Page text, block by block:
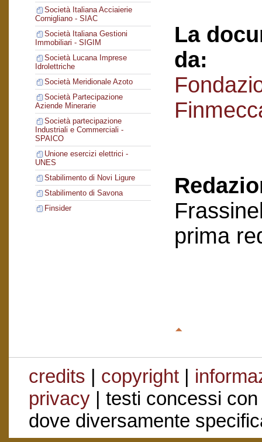
Società Italiana Acciaierie
Cornigliano - SIAC
Società Italiana Gestioni
Immobiliari - SIGIM
Società Lucana Imprese
Idrolettriche
Società Meridionale Azoto
Società Partecipazione
Aziende Minerarie
Società partecipazione
Industriali e Commerciali -
SPAICO
Unione esercizi elettrici -
UNES
Stabilimento di Novi Ligure
Stabilimento di Savona
Finsider
La
da:
prima
credits | copyright|
privacy| testi concessi
dove diversamente